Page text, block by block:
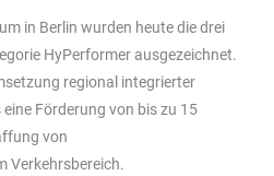
in Berlin wurden heute die drei
HyPerformer ausgezeichnet.
regional integrierter
Förderung von bis zu 15
von
Verkehrsbereich.